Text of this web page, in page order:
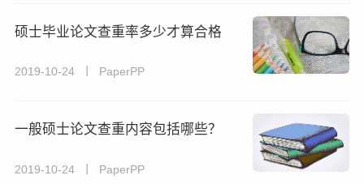
硕士毕业论文查重率多少才算合格
2019-10-24 丨 PaperPP
一般硕士论文查重内容包括哪些？
2019-10-24 丨 PaperPP